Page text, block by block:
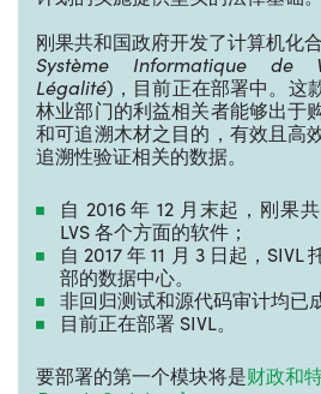
刚果共和国政府开发了计算机化
Système Informatique de
Légalité)，目前正在部署中。这
林业部门的利益相关者能够出于
和可追溯木材之目的，有效且高
追溯性验证相关的数据。
自 2016 年 12 月末起，刚果
LVS 各个方面的软件；
自 2017 年 11 月 3 日起，
部的数据中心。
非回归测试和源代码审计均已
目前正在部署 SIVL。
要部署的第一个模块将是财政和